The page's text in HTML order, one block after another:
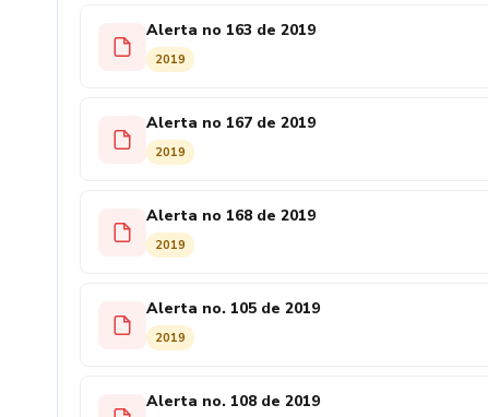
Alerta no 163 de 2019
2019
Alerta no 167 de 2019
2019
Alerta no 168 de 2019
2019
Alerta no. 105 de 2019
2019
Alerta no. 108 de 2019